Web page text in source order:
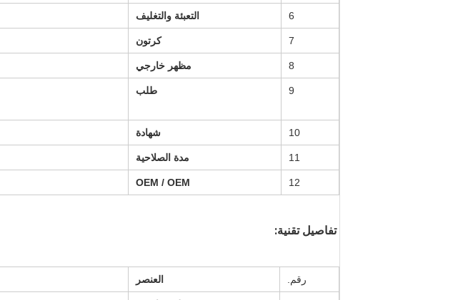
6 التعبئة والتغليف
7 كرتون
8 مظهر خارجي
9 طلب
10 شهادة
11 مدة الصلاحية
12
OEM / OEM
تفاصيل تقنية:
رقم. العنصر